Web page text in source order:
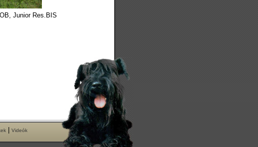
Junior Res.BIS
| Videók